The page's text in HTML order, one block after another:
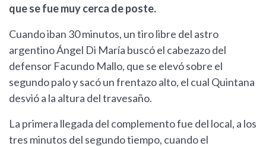
que se fue muy cerca de poste.
Cuando iban 30 minutos, un tiro libre del astro
argentino Ángel Di María buscó el cabezazo del
defensor Facundo Mallo, que se elevó sobre el
segundo palo y sacó un frentazo alto, el cual Quintana
desvió a la altura del travesaño.
La primera llegada del complemento fue del local, a los
tres minutos del segundo tiempo, cuando el